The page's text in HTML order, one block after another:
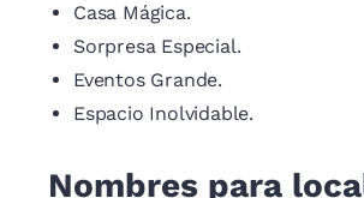
Casa Mágica.
Sorpresa Especial.
Eventos Grande.
Espacio Inolvidable.
Nombres para